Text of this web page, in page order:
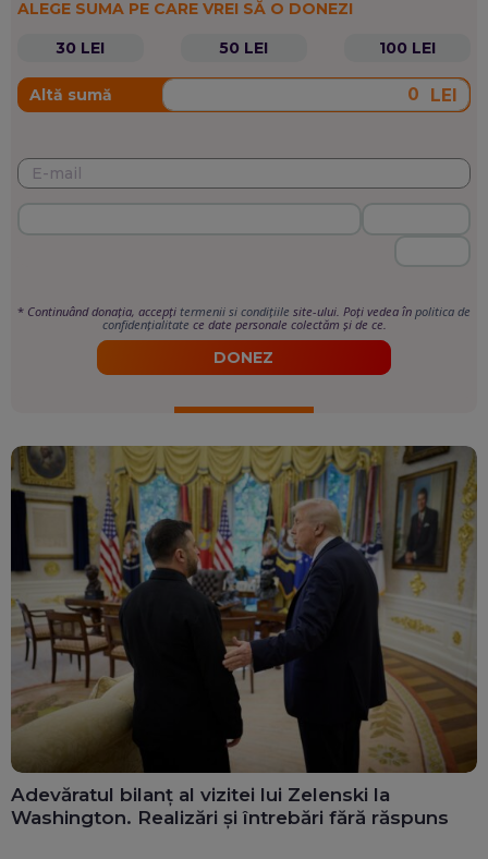
ALEGE SUMA PE CARE VREI SĂ O DONEZI
30 LEI
50 LEI 100 LEI
Altă sumă LEI
* Continuând donația, accepți termenii si condițiile site-ului. Poți vedea în politica de
confidențialitate ce date personale colectăm și de ce.
DONEZ
Adevăratul bilanț al vizitei lui Zelenski la
Washington. Realizări și întrebări fără răspuns